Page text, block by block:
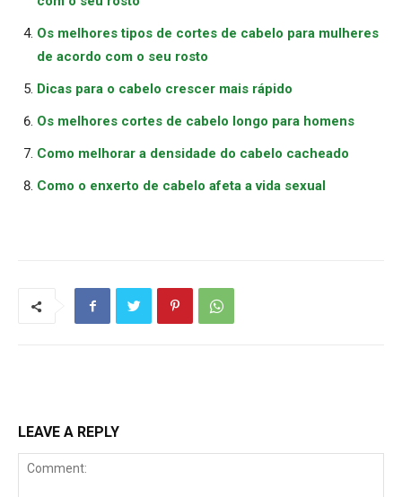
Os melhores tipos de cortes de cabelo para mulheres
de acordo com o seu rosto
Dicas para o cabelo crescer mais rápido
Os melhores cortes de cabelo longo para homens
Como melhorar a densidade do cabelo cacheado
Como o enxerto de cabelo afeta a vida sexual
LEAVE A REPLY